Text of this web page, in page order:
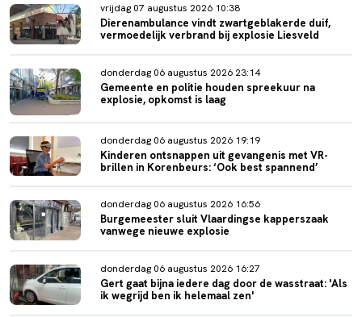
vrijdag 07 augustus 2026 10:38
Dierenambulance vindt zwartgeblakerde duif,
vermoedelijk verbrand bij explosie Liesveld
donderdag 06 augustus 2026 23:14
Gemeente en politie houden spreekuur na
explosie, opkomst is laag
donderdag 06 augustus 2026 19:19
Kinderen ontsnappen uit gevangenis met VR-
brillen in Korenbeurs: ‘Ook best spannend’
donderdag 06 augustus 2026 16:56
Burgemeester sluit Vlaardingse kapperszaak
vanwege nieuwe explosie
donderdag 06 augustus 2026 16:27
Gert gaat bijna iedere dag door de wasstraat: 'Als
ik wegrijd ben ik helemaal zen'